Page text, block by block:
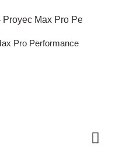
Pro Performance